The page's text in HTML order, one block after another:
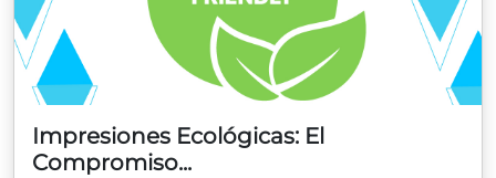
Impresiones Ecológicas: El
Compromiso...